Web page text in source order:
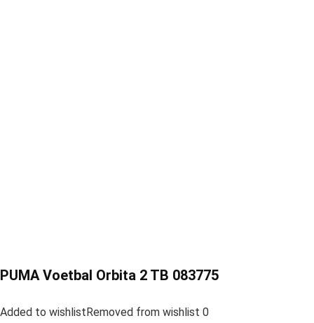
PUMA Voetbal Orbita 2 TB 083775
Added to wishlistRemoved from wishlist 0